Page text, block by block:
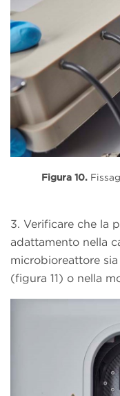
Figura 10.
3. Verificare che la
adattamento nella
microbioreattore
(figura 11) o nella